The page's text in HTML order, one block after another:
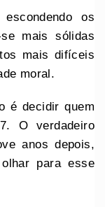
os
mais sólidas
mais difíceis
moral.
é decidir quem
O verdadeiro
anos depois,
para esse